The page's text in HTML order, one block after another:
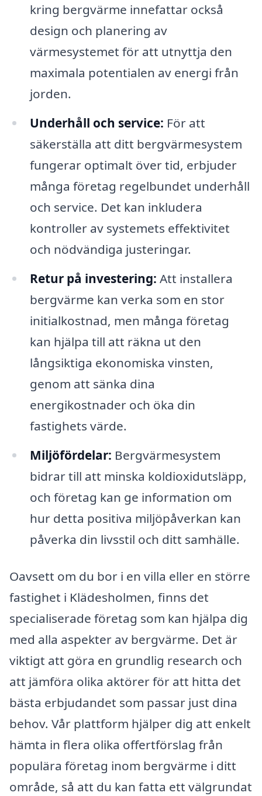
kring bergvärme innefattar också
design och planering av
värmesystemet för att utnyttja den
maximala potentialen av energi från
jorden.
Underhåll och service: För att
säkerställa att ditt bergvärmesystem
fungerar optimalt över tid, erbjuder
många företag regelbundet underhåll
och service. Det kan inkludera
kontroller av systemets effektivitet
och nödvändiga justeringar.
Retur på investering: Att installera
bergvärme kan verka som en stor
initialkostnad, men många företag
kan hjälpa till att räkna ut den
långsiktiga ekonomiska vinsten,
genom att sänka dina
energikostnader och öka din
fastighets värde.
Miljöfördelar: Bergvärmesystem
bidrar till att minska koldioxidutsläpp,
och företag kan ge information om
hur detta positiva miljöpåverkan kan
påverka din livsstil och ditt samhälle.
Oavsett om du bor i en villa eller en större
fastighet i Klädesholmen, finns det
specialiserade företag som kan hjälpa dig
med alla aspekter av bergvärme. Det är
viktigt att göra en grundlig research och
att jämföra olika aktörer för att hitta det
bästa erbjudandet som passar just dina
behov. Vår plattform hjälper dig att enkelt
hämta in flera olika offertförslag från
populära företag inom bergvärme i ditt
område, så att du kan fatta ett välgrundat